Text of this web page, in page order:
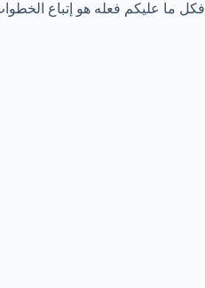
فكل ما عليكم فعله هو إتباع الخطوات